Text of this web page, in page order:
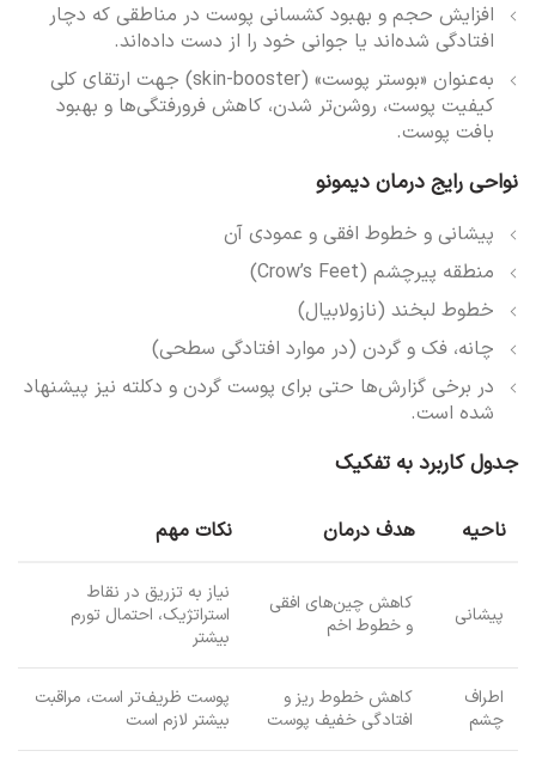
افزایش حجم و بهبود کشسانی پوست در مناطقی که دچار
افتادگی شده‌اند یا جوانی خود را از دست داده‌اند.
به‌عنوان «بوستر پوست» (skin-booster) جهت ارتقای کلی
کیفیت پوست، روشن‌تر شدن، کاهش فرورفتگی‌ها و بهبود
بافت پوست.
نواحی رایج درمان دیمونو
پیشانی و خطوط افقی و عمودی آن
منطقه پیرچشم (Crow’s Feet)
خطوط لبخند (نازولابیال)
چانه، فک و گردن (در موارد افتادگی سطحی)
در برخی گزارش‌ها حتی برای پوست گردن و دکلته نیز پیشنهاد
شده است.
جدول کاربرد به تفکیک
ناحیه هدف درمان نکات مهم
پیشانی
کاهش چین‌های افقی
و خطوط اخم
نیاز به تزریق در نقاط
استراتژیک، احتمال تورم
بیشتر
اطراف
چشم
کاهش خطوط‎ ریز و
افتادگی خفیف پوست
پوست ظریف‌تر است، مراقبت
بیشتر لازم است